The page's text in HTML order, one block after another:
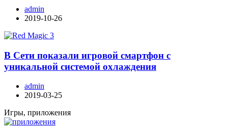
admin
2019-10-26
В Сети показали игровой смартфон с
уникальной системой охлаждения
admin
2019-03-25
Игры, приложения